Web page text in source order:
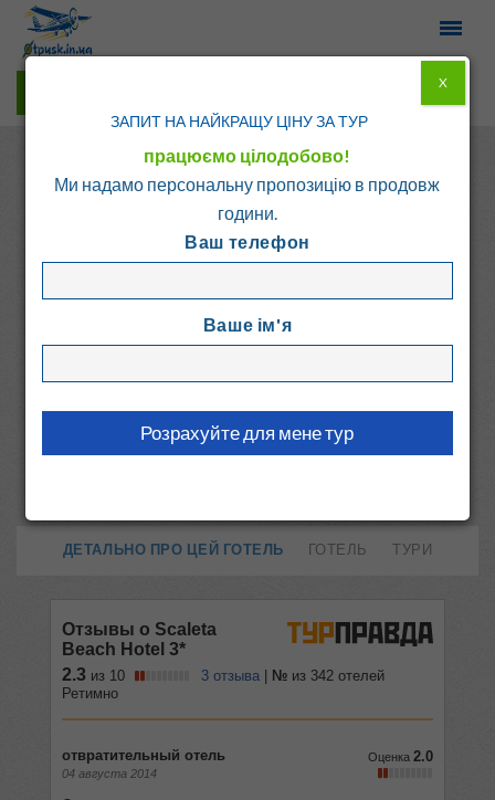
Греція о. Крит - Ретимно
Греція, о. Крит - Ретимно
ДЕТАЛЬНО ПРО ЦЕЙ ГОТЕЛЬ ГОТЕЛЬ ТУРИ
ЗАПИТ НА НАЙКРАЩУ ЦІНУ ЗА ТУР
працюємо цілодобово!
Ми надамо персональну пропозицію в продовж
години.
Ваш телефон
Ваше ім'я
X